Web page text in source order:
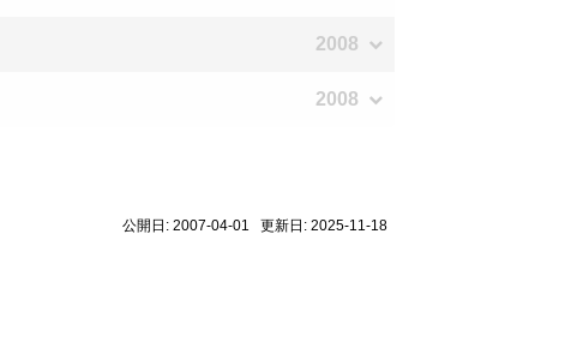
2008
2008
公開日: 2007-04-01 更新日: 2025-11-18